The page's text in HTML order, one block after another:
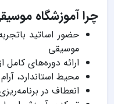
چرا آموزشگاه
حضور اساتید
موسیقی
ارائه دوره‌های کامل
محیط استاندارد،
انعطاف در